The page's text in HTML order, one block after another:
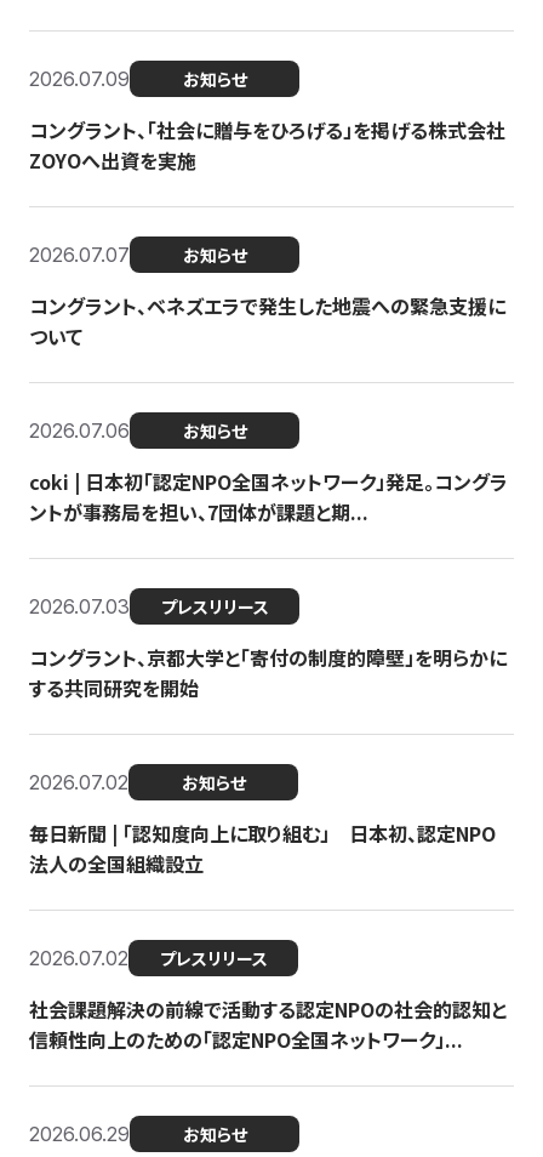
2026.07.09 お知らせ
コングラント、「社会に贈与をひろげる」を掲げる株式会社
ZOYOへ出資を実施
2026.07.07 お知らせ
コングラント、ベネズエラで発生した地震への緊急支援に
ついて
2026.07.06 お知らせ
coki | 日本初「認定NPO全国ネットワーク」発足。コングラ
ントが事務局を担い、7団体が課題と期...
2026.07.03 プレスリリース
コングラント、京都大学と「寄付の制度的障壁」を明らかに
する共同研究を開始
2026.07.02 お知らせ
毎日新聞 | 「認知度向上に取り組む」 日本初、認定NPO
法人の全国組織設立
2026.07.02 プレスリリース
社会課題解決の前線で活動する認定NPOの社会的認知と
信頼性向上のための「認定NPO全国ネットワーク」...
2026.06.29 お知らせ